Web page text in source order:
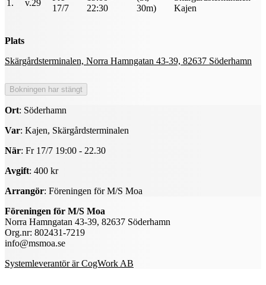
1.
v.29
17/7
22:30
30m)
Kajen
Plats
Skärgårdsterminalen, Norra Hamngatan 43-39, 82637 Söderhamn
Ort: Söderhamn
Var: Kajen, Skärgårdsterminalen
När: Fr 17/7 19:00 - 22.30
Avgift: 400 kr
Arrangör: Föreningen för M/S Moa
Föreningen för M/S Moa
Norra Hamngatan 43-39, 82637 Söderhamn
Org.nr: 802431-7219
info@msmoa.se
Systemleverantör är CogWork AB